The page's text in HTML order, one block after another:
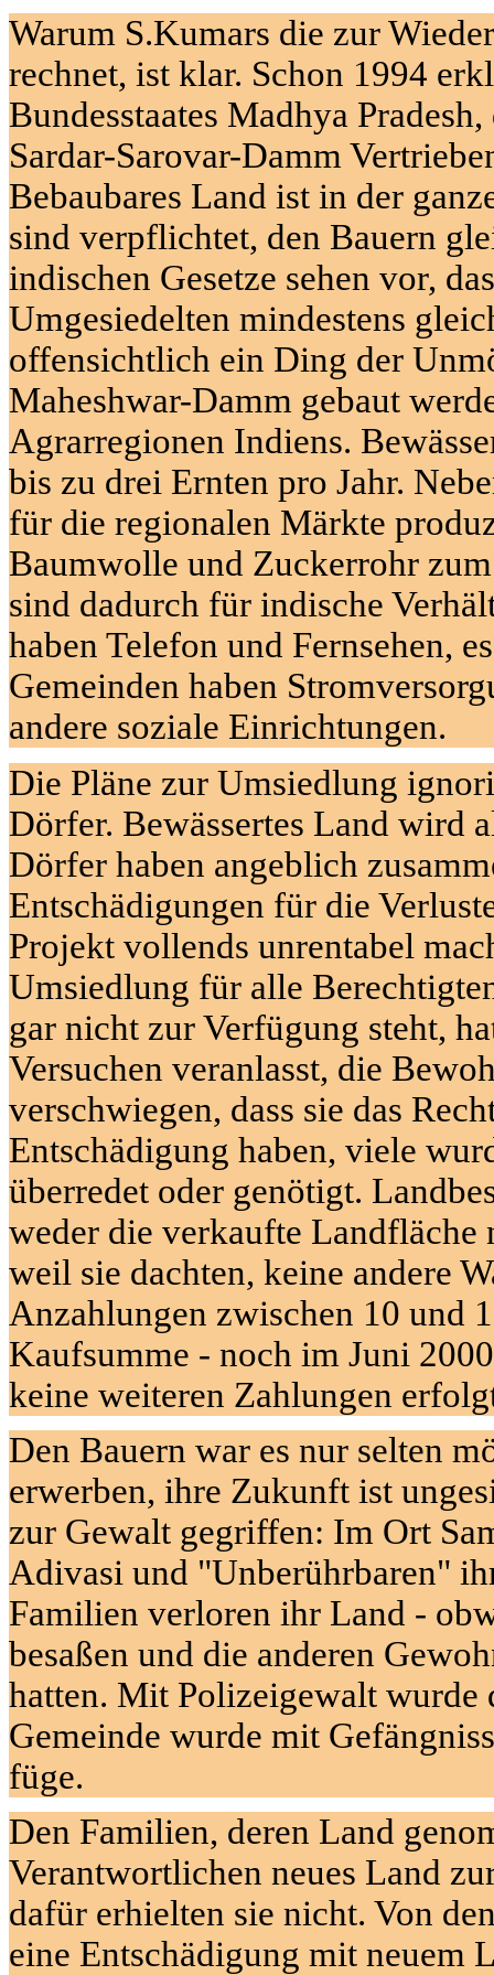
Warum S.Kumars die zur
rechnet, ist klar. Schon 1994
Bundesstaates Madhya Pradesh,
Sardar-Sarovar-Damm
Bebaubares Land ist in der
sind verpflichtet, den Bauern
indischen Gesetze sehen vor,
Umgesiedelten mindestens
offensichtlich ein Ding der
Maheshwar-Damm gebaut
Agrarregionen Indiens.
bis zu drei Ernten pro Jahr.
für die regionalen Märkte
Baumwolle und Zuckerrohr
sind dadurch für indische
haben Telefon und Fernsehen,
Gemeinden haben
andere soziale Einrichtungen.
Die Pläne zur Umsiedlung
Dörfer. Bewässertes Land wird
Dörfer haben angeblich
Entschädigungen für die
Projekt vollends unrentabel
Umsiedlung für alle
gar nicht zur Verfügung steht,
Versuchen veranlasst, die
verschwiegen, dass sie das
Entschädigung haben, viele
überredet oder genötigt.
weder die verkaufte Landfläche
weil sie dachten, keine andere
Anzahlungen zwischen 10 und
Kaufsumme - noch im Juni
keine weiteren Zahlungen
Den Bauern war es nur selten
erwerben, ihre Zukunft ist
zur Gewalt gegriffen: Im Ort
Adivasi und "Unberührbaren"
Familien verloren ihr Land -
besaßen und die anderen
hatten. Mit Polizeigewalt wurde
Gemeinde wurde mit
füge.
Den Familien, deren Land
Verantwortlichen neues Land
dafür erhielten sie nicht. Von
eine Entschädigung mit neuem